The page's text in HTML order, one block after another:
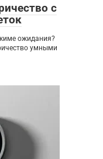
с
ожидания?
умными